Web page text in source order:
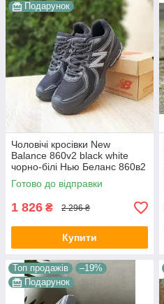
Подарунок
Чоловічі кросівки New
Balance 860v2 black white
чорно-білі Нью Беланс 860в2
комбіновані матеріали сітка
демісезон для хлопців
Готово до відправки
1 826 ₴ 2 296 ₴
Купити
Топ продажів
–19%
Подарунок